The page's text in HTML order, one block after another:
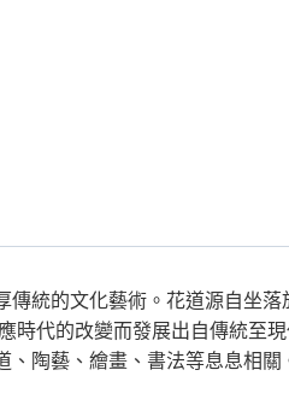
統的文化藝術。花道源自坐
時代的改變而發展出自傳統至
陶藝、繪畫、書法等息息相